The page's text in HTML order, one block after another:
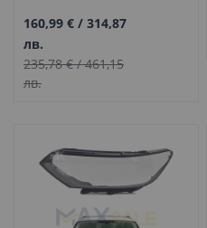
160,99 € / 314,87
лв.
235,78 €/461,15
лв.